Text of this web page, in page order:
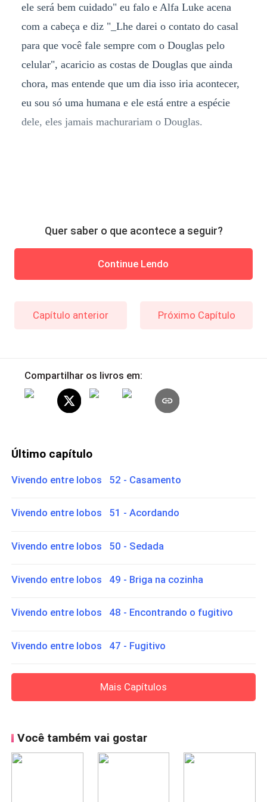
ele será bem cuidado" eu falo e Alfa Luke acena
com a cabeça e diz "_Lhe darei o contato do casal
para que você fale sempre com o Douglas pelo
celular", acaricio as costas de Douglas que ainda
chora, mas entende que um dia isso iria acontecer,
eu sou só uma humana e ele está entre a espécie
dele, eles jamais machurariam o Douglas.
Quer saber o que acontece a seguir?
Continue Lendo
Capítulo anterior Próximo Capítulo
Compartilhar os livros em:
Último capítulo
Vivendo entre lobos 52 - Casamento
Vivendo entre lobos 51 - Acordando
Vivendo entre lobos 50 - Sedada
Vivendo entre lobos 49 - Briga na cozinha
Vivendo entre lobos 48 - Encontrando o fugitivo
Vivendo entre lobos 47 - Fugitivo
Mais Capítulos
Você também vai gostar